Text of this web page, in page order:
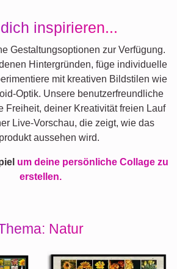
inspirieren...
Gestaltungsoptionen zur Verfügung.
Hintergründen, füge individuelle
mit kreativen Bildstilen wie
Optik. Unsere benutzerfreundliche
Freiheit, deiner Kreativität freien Lauf
Live-Vorschau, die zeigt, wie das
aussehen wird.
um deine persönliche Collage zu
erstellen.
Natur